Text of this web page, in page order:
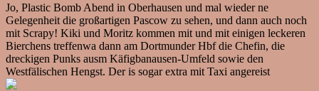
Jo, Plastic Bomb Abend in Oberhausen und mal wieder ne
Gelegenheit die großartigen Pascow zu sehen, und dann auch noch
mit Scrapy! Kiki und Moritz kommen mit und mit einigen leckeren
Bierchens treffenwa dann am Dortmunder Hbf die Chefin, die
dreckigen Punks ausm Käfigbanausen-Umfeld sowie den
Westfälischen Hengst. Der is sogar extra mit Taxi angereist